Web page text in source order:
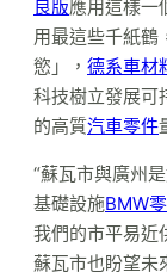
良版應用這樣一
用最這些千紙鶴
慾」， 德系車材
科技樹立發展可
的高質汽車零件
“蘇瓦市與廣州
基礎設施BMW
我們的市平易近
蘇瓦市也盼望未